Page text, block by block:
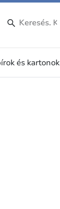
és kartonok